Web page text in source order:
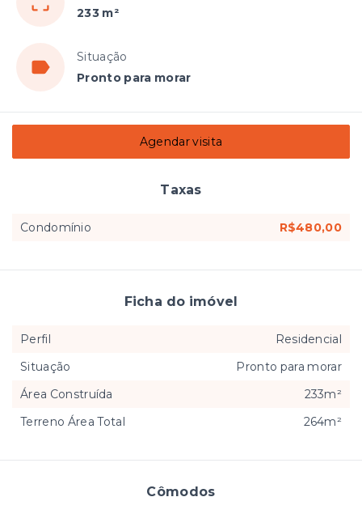
233 m²
Situação
Pronto para morar
Cômodos
Agendar visita
Taxas
Condomínio R$480,00
Ficha do imóvel
Perfil
Residencial
Situação
Pronto para morar
Área Construída
233m²
Terreno Área Total
264m²